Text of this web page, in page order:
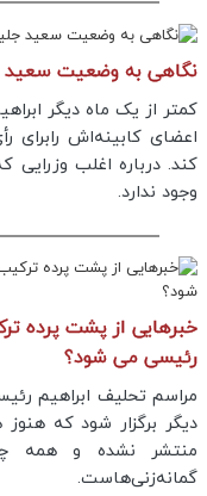
نگاهی به وضعیت سعید
کمتر از یک ماه دیگر
اعضای کابینه‌اش
کند. درباره اغلب وزرایی
وجود ندارد.
خبرهایی از پشت پرده
رئیسی می شود؟
دیگر برگزار شود که
منتشر نشده و همه
گمانه‌زنی‌هاست.